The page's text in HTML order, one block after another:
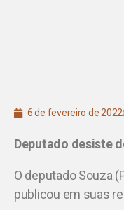
6 de fevereiro de 2022
Deputado desiste
O deputado Souza
publicou em suas